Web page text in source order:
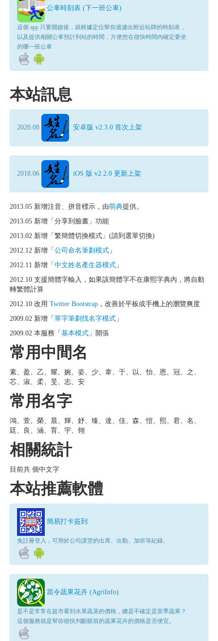
公車時刻表 (下一班公車)
這個 app 只要開啟後，就根據定位幫你過濾出附近站牌的時刻表，
以及提供相關公車預計到站的時間，方便您在很快時間內確定要坐
的哪一班公車
本站訊息
2020.08 安卓版 v2.3.0 首次上架
2018.06 iOS 版 v2.2.0 更新上架
2013.05 新增注音、拼音標示，由萌典提供。
2013.05 新增「分享到臉書」功能
2013.02 新增「繁簡體切換模式」(請到選單切換)
2012.12 新增「 公司命名筆劃模式 」
2012.11 新增「 中文姓名產生器模式 」
2012.10 支援簡體字輸入，如果該簡體字不在康熙字典內，將自動
轉繁體計算
2012.10 改用 Twitter Bootstrap ，改善於平板或手機上的瀏覽爽度
2009.02 新增「 單字筆劃找名字模式 」
2009.02 本服務「 基本模式 」開張
常用中間名
素、盈、乙、耀、婉、姿、少、韋、于、以、怡、恩、冠、之、
芯、淑、柔、旻、志、安
常用名字
鴻、萱、榮、晨、輝、妤、臻、達、佳、森、愷、熙、君、名、
廷、良、涵、育、宇、翎
相關統計
目前共 個中文字
本站推薦軟體
簡易打卡簽到
免註冊登入，可用於公司課堂的出席、出勤、加班等紀錄。
當令蔬果花卉 (AgriInfo)
是不是常常在超市看到水果蔬菜的價格，總是不確定是當季蔬果？
這個服務就是幫你很快判斷眼前的蔬果花卉的價格是否便宜。